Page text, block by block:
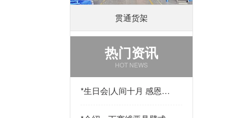
贯通货架
热门资讯
HOT NEWS
*生日会|人间十月 感恩有